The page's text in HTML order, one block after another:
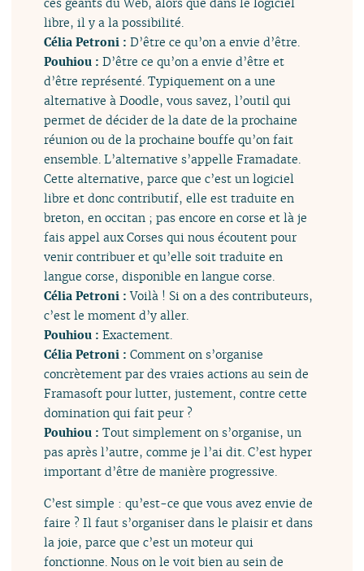
libre, il y a la possibilité.
Célia Petroni :D’être ce qu’on a envie d’être.
Pouhiou :D’être ce qu’on a envie d’être et
d’être représenté. Typiquement on a une
alternative à Doodle, vous savez, l’outil qui
permet de décider de la date de la prochaine
réunion ou de la prochaine bouffe qu’on fait
ensemble. L’alternative s’appelle Framadate.
Cette alternative, parce que c’est un logiciel
libre et donc contributif, elle est traduite en
breton, en occitan ; pas encore en corse et là je
fais appel aux Corses qui nous écoutent pour
venir contribuer et qu’elle soit traduite en
langue corse, disponible en langue corse.
Célia Petroni :Voilà ! Si on a des contributeurs,
c’est le moment d’y aller.
Pouhiou :Exactement.
Célia Petroni :Comment on s’organise
concrètement par des vraies actions au sein de
Framasoft pour lutter, justement, contre cette
domination qui fait peur ?
Pouhiou :Tout simplement on s’organise, un
pas après l’autre, comme je l’ai dit. C’est hyper
important d’être de manière progressive.
C’est simple : qu’est-ce que vous avez envie de
faire ? Il faut s’organiser dans le plaisir et dans
la joie, parce que c’est un moteur qui
fonctionne. Nous on le voit bien au sein de